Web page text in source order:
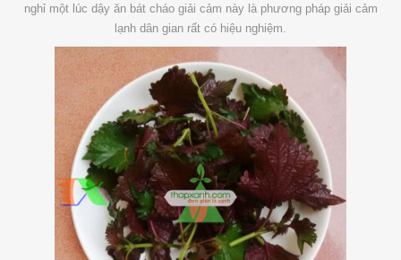
nghỉ một lúc dậy ăn bát cháo giải cảm này là phương pháp giải cảm
lạnh dân gian rất có hiệu nghiệm.